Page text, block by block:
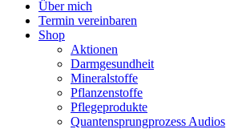
Über mich
Termin vereinbaren
Shop
Aktionen
Darmgesundheit
Mineralstoffe
Pflanzenstoffe
Pflegeprodukte
Quantensprungprozess Audios